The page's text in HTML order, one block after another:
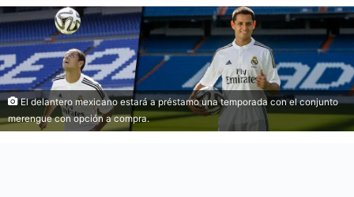
El delantero mexicano estará a préstamo una temporada con el conjunto
merengue con opción a compra.